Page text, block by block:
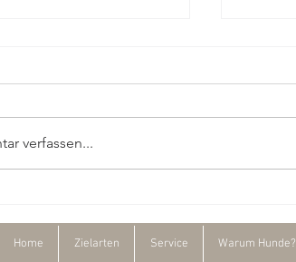
verfassen...
Home Zielarten Service Warum Hunde?